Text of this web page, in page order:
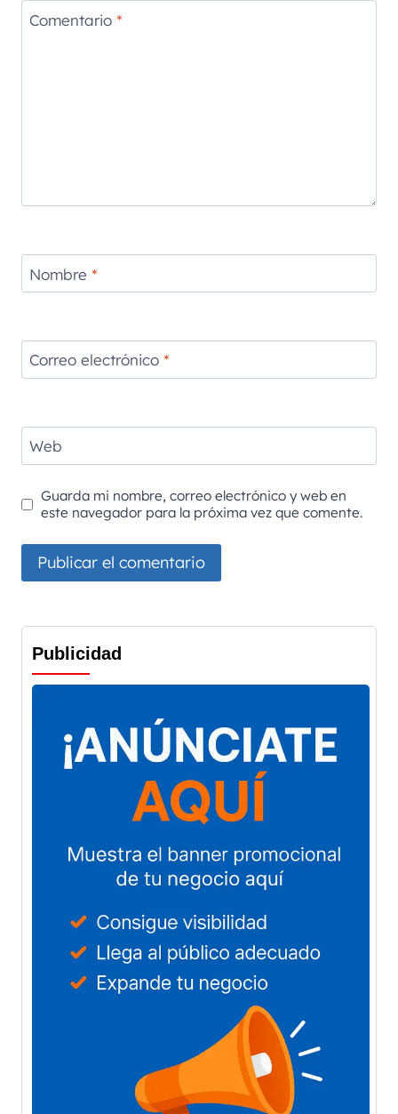
Comentario *
Nombre *
Correo electrónico *
Web
Guarda mi nombre, correo electrónico y web en
este navegador para la próxima vez que comente.
Publicidad